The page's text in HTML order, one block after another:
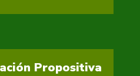
Propositiva